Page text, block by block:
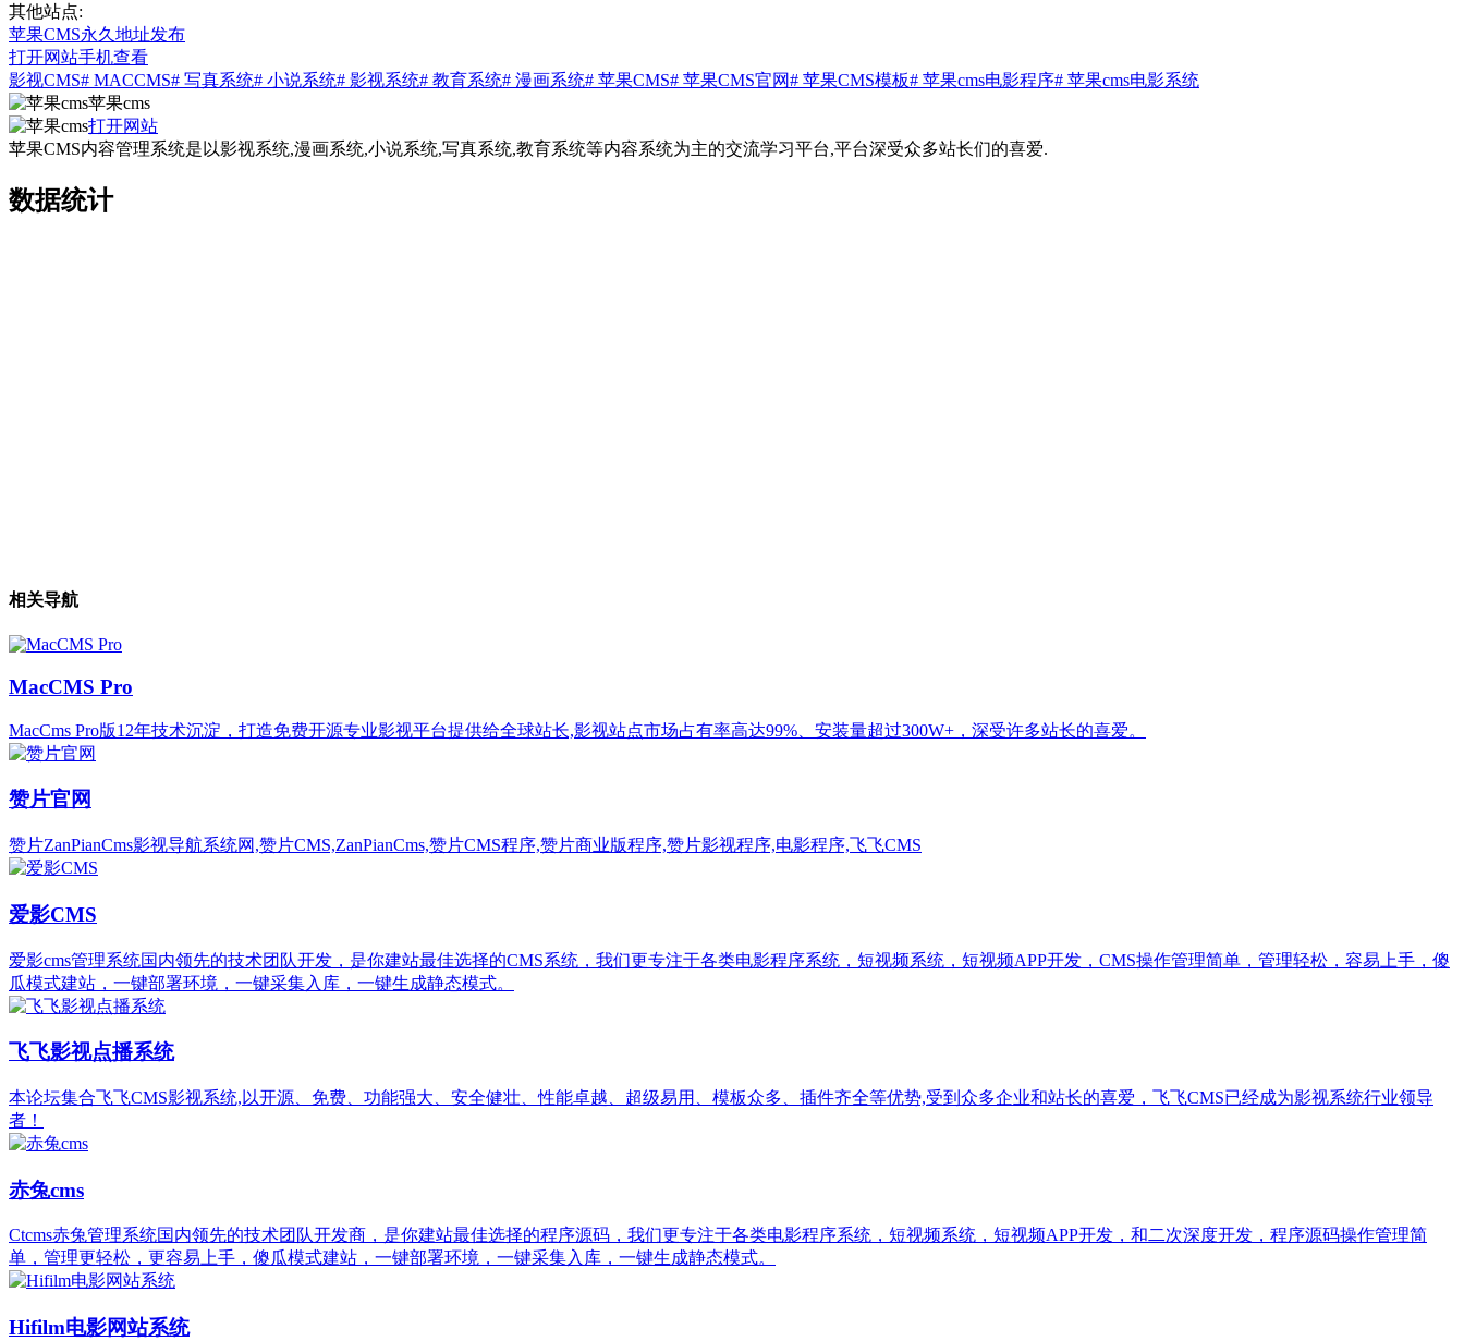
其他站点:
苹果CMS永久地址发布
打开网站手机查看
影视CMS# MACCMS# 写真系统# 小说系统# 影视系统# 教育系统# 漫画系统# 苹果CMS# 苹果CMS官网# 苹果CMS模板# 苹果cms电影程序# 苹果cms电影系统
苹果cms
打开网站
苹果CMS内容管理系统是以影视系统,漫画系统,小说系统,写真系统,教育系统等内容系统为主的交流学习平台,平台深受众多站长们的喜爱.
数据统计
相关导航
MacCMS Pro
MacCms Pro版12年技术沉淀，打造免费开源专业影视平台提供给全球站长,影视站点市场占有率高达99%、安装量超过300W+，深受许多站长的喜爱。
赞片官网
赞片ZanPianCms影视导航系统网,赞片CMS,ZanPianCms,赞片CMS程序,赞片商业版程序,赞片影视程序,电影程序,飞飞CMS
爱影CMS
爱影cms管理系统国内领先的技术团队开发，是你建站最佳选择的CMS系统，我们更专注于各类电影程序系统，短视频系统，短视频APP开发，CMS操作管理简单，管理轻松，容易上手，傻
瓜模式建站，一键部署环境，一键采集入库，一键生成静态模式。
飞飞影视点播系统
本论坛集合飞飞CMS影视系统,以开源、免费、功能强大、安全健壮、性能卓越、超级易用、模板众多、插件齐全等优势,受到众多企业和站长的喜爱，飞飞CMS已经成为影视系统行业领导
者！
赤兔cms
Ctcms赤兔管理系统国内领先的技术团队开发商，是你建站最佳选择的程序源码，我们更专注于各类电影程序系统，短视频系统，短视频APP开发，和二次深度开发，程序源码操作管理简
单，管理更轻松，更容易上手，傻瓜模式建站，一键部署环境，一键采集入库，一键生成静态模式。
Hifilm电影网站系统